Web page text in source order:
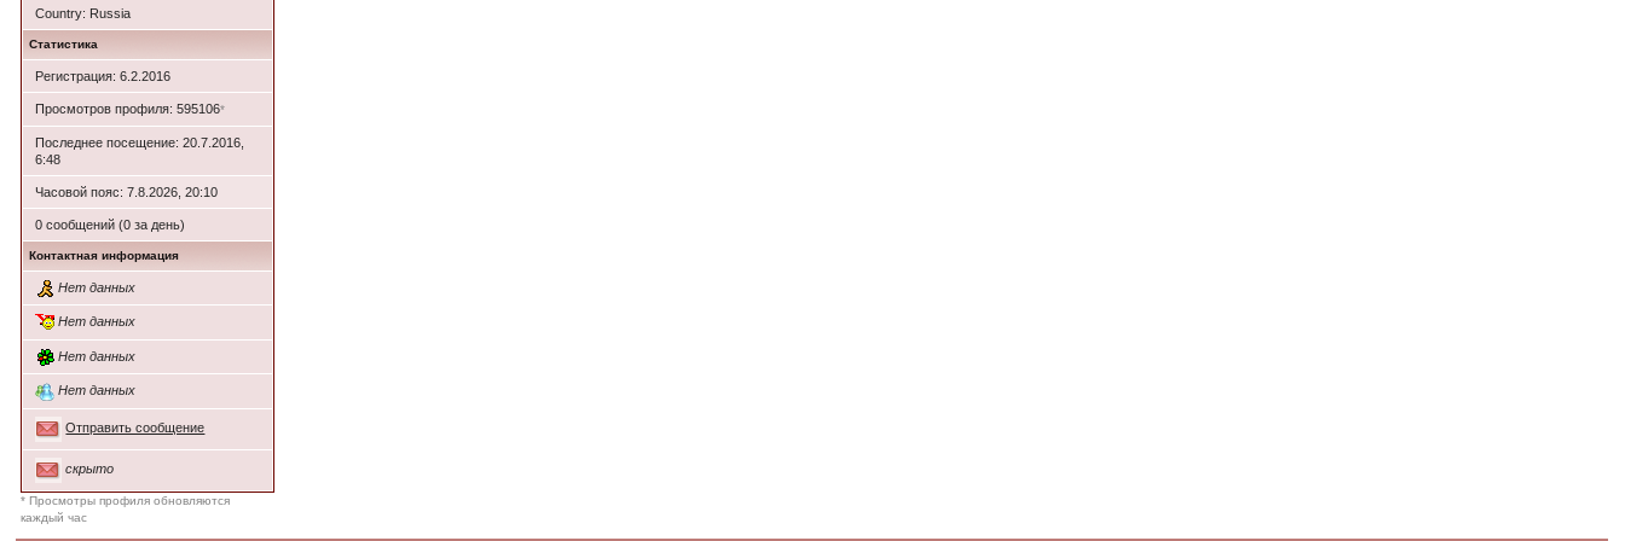
Country: Russia
Статистика
Регистрация: 6.2.2016
Просмотров профиля: 595106*
Последнее посещение: 20.7.2016,
6:48
Часовой пояс: 7.8.2026, 20:10
0 сообщений (0 за день)
Контактная информация
Нет данных
Нет данных
Нет данных
Нет данных
Отправить сообщение
скрыто
* Просмотры профиля обновляются
каждый час